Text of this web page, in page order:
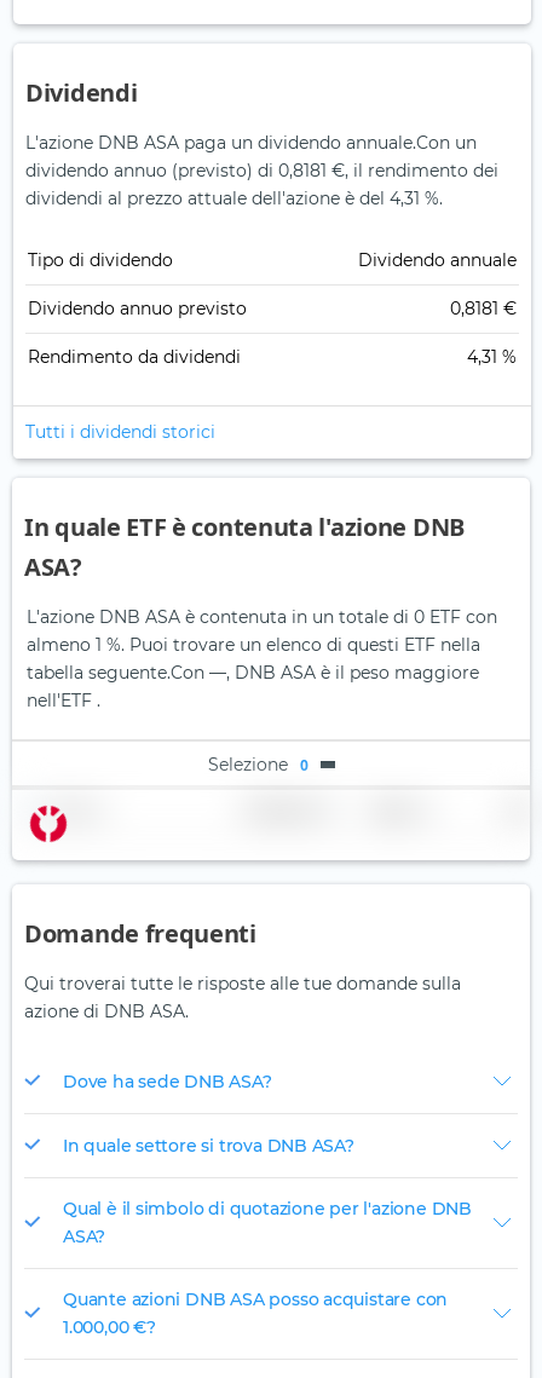
Dividendi
L'azione DNB ASA paga un dividendo annuale.Con un
dividendo annuo (previsto) di 0,8181 €, il rendimento dei
dividendi al prezzo attuale dell'azione è del 4,31 %.
Tipo di dividendo Dividendo annuale
Dividendo annuo previsto 0,8181 €
Rendimento da dividendi 4,31 %
Tutti i dividendi storici
In quale ETF è contenuta l'azione DNB
ASA?
L'azione DNB ASA è contenuta in un totale di 0 ETF con
almeno 1 %. Puoi trovare un elenco di questi ETF nella
tabella seguente.Con —, DNB ASA è il peso maggiore
nell'ETF .
Selezione 0
Nome
Domande frequenti
Qui troverai tutte le risposte alle tue domande sulla
azione di DNB ASA.
Dove ha sede DNB ASA?
In quale settore si trova DNB ASA?
Qual è il simbolo di quotazione per l'azione DNB
ASA?
Quante azioni DNB ASA posso acquistare con
1.000,00 €?